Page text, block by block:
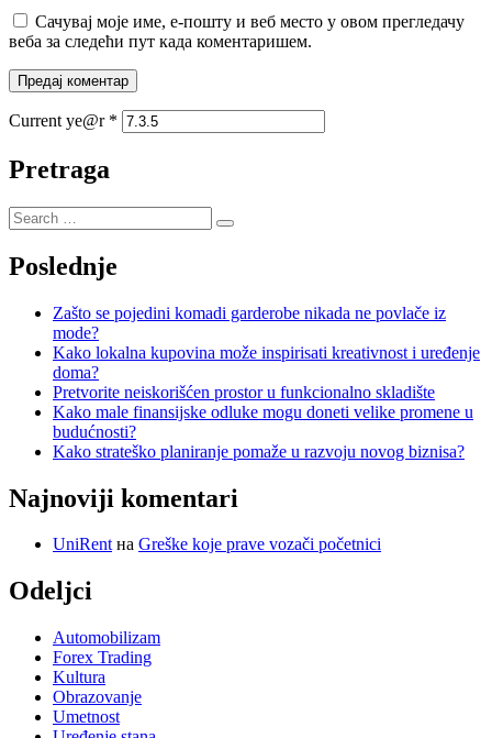
Сачувај моје име, е-пошту и веб место у овом прегледачу
веба за следећи пут када коментаришем.
Current ye@r *
Pretraga
Poslednje
Zašto se pojedini komadi garderobe nikada ne povlače iz
mode?
Kako lokalna kupovina može inspirisati kreativnost i uređenje
doma?
Pretvorite neiskorišćen prostor u funkcionalno skladište
Kako male finansijske odluke mogu doneti velike promene u
budućnosti?
Kako strateško planiranje pomaže u razvoju novog biznisa?
Najnoviji komentari
UniRentна Greške koje prave vozači početnici
Odeljci
Automobilizam
Forex Trading
Kultura
Obrazovanje
Umetnost